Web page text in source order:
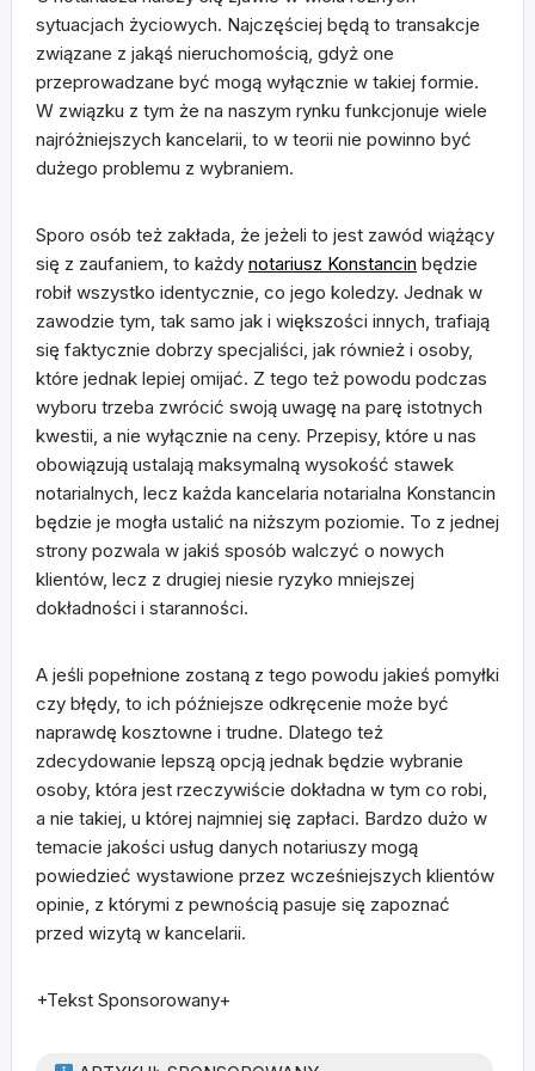
sytuacjach życiowych. Najczęściej będą to transakcje
związane z jakąś nieruchomością, gdyż one
przeprowadzane być mogą wyłącznie w takiej formie.
W związku z tym że na naszym rynku funkcjonuje wiele
najróżniejszych kancelarii, to w teorii nie powinno być
dużego problemu z wybraniem.
Sporo osób też zakłada, że jeżeli to jest zawód wiążący
się z zaufaniem, to każdy notariusz Konstancin będzie
robił wszystko identycznie, co jego koledzy. Jednak w
zawodzie tym, tak samo jak i większości innych, trafiają
się faktycznie dobrzy specjaliści, jak również i osoby,
które jednak lepiej omijać. Z tego też powodu podczas
wyboru trzeba zwrócić swoją uwagę na parę istotnych
kwestii, a nie wyłącznie na ceny. Przepisy, które u nas
obowiązują ustalają maksymalną wysokość stawek
notarialnych, lecz każda kancelaria notarialna Konstancin
będzie je mogła ustalić na niższym poziomie. To z jednej
strony pozwala w jakiś sposób walczyć o nowych
klientów, lecz z drugiej niesie ryzyko mniejszej
dokładności i staranności.
A jeśli popełnione zostaną z tego powodu jakieś pomyłki
czy błędy, to ich późniejsze odkręcenie może być
naprawdę kosztowne i trudne. Dlatego też
zdecydowanie lepszą opcją jednak będzie wybranie
osoby, która jest rzeczywiście dokładna w tym co robi,
a nie takiej, u której najmniej się zapłaci. Bardzo dużo w
temacie jakości usług danych notariuszy mogą
powiedzieć wystawione przez wcześniejszych klientów
opinie, z którymi z pewnością pasuje się zapoznać
przed wizytą w kancelarii.
+Tekst Sponsorowany+